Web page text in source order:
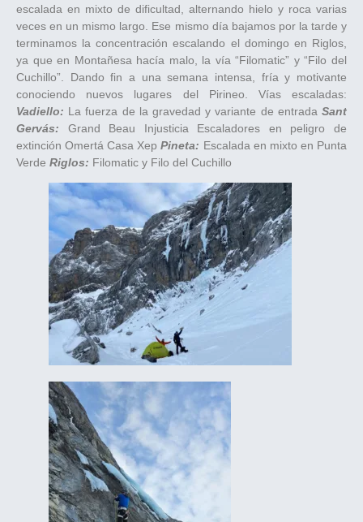
escalada en mixto de dificultad, alternando hielo y roca varias
veces en un mismo largo. Ese mismo día bajamos por la tarde y
terminamos la concentración escalando el domingo en Riglos,
ya que en Montañesa hacía malo, la vía “Filomatic” y “Filo del
Cuchillo”. Dando fin a una semana intensa, fría y motivante
conociendo nuevos lugares del Pirineo. Vías escaladas:
Vadiello: La fuerza de la gravedad y variante de entradaSant
Gervás: Grand Beau Injusticia Escaladores en peligro de
extinción Omertá Casa XepPineta: Escalada en mixto en Punta
Verde Riglos: Filomatic y Filo del Cuchillo